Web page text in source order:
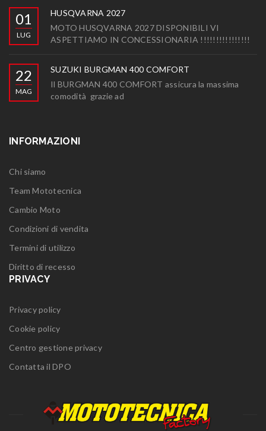
01
LUG
HUSQVARNA 2027
MOTO HUSQVARNA 2027 DISPONIBILI VI
ASPETTIAMO IN CONCESSIONARIA !!!!!!!!!!!!!!!!
22
MAG
SUZUKI BURGMAN 400 COMFORT
Il BURGMAN 400 COMFORT assicura la massima
comodità grazie ad
INFORMAZIONI
Chi siamo
Team Mototecnica
Cambio Moto
Condizioni di vendita
Termini di utilizzo
Diritto di recesso
PRIVACY
Privacy policy
Cookie policy
Centro gestione privacy
Contatta il DPO